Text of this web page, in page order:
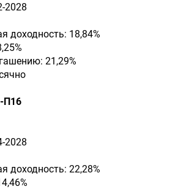
2028
доходность: 18,84%
21,29%
П16
2028
доходность: 22,28%